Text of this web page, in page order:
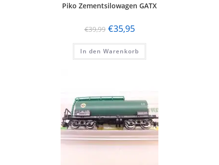
Piko Zementsilowagen GATX
€39,99 €35,95
In den Warenkorb